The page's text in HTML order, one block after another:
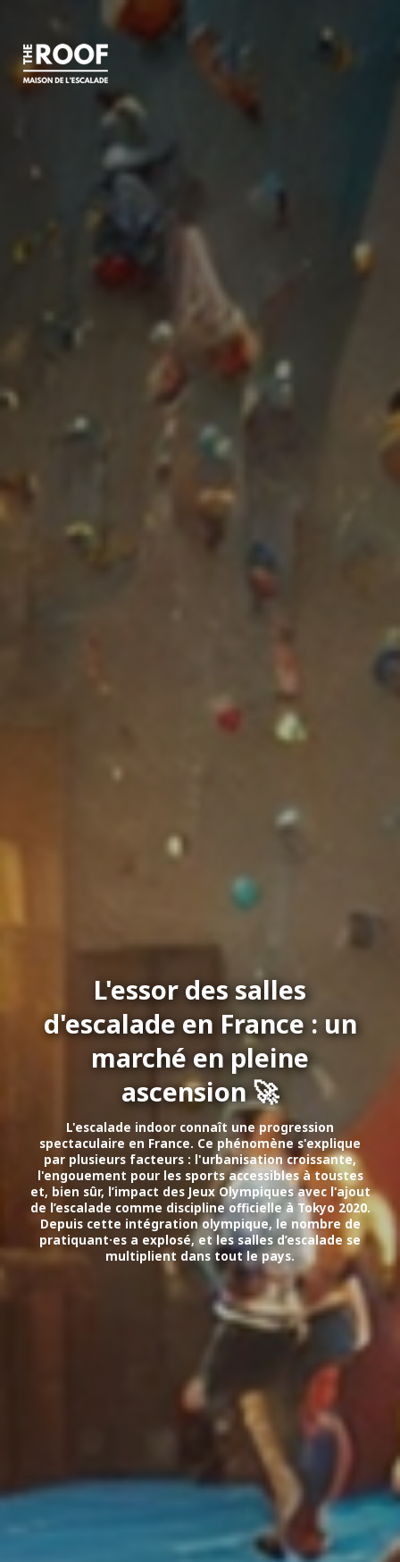
L'essor des salles
d'escalade en France : un
marché en pleine
ascension 🚀
L'escalade indoor connaît une progression
spectaculaire en France. Ce phénomène s'explique
par plusieurs facteurs : l'urbanisation croissante,
l'engouement pour les sports accessibles à toustes
et, bien sûr, l’impact des Jeux Olympiques avec l'ajout
de l’escalade comme discipline officielle à Tokyo 2020.
Depuis cette intégration olympique, le nombre de
pratiquant·es a explosé, et les salles d’escalade se
multiplient dans tout le pays.